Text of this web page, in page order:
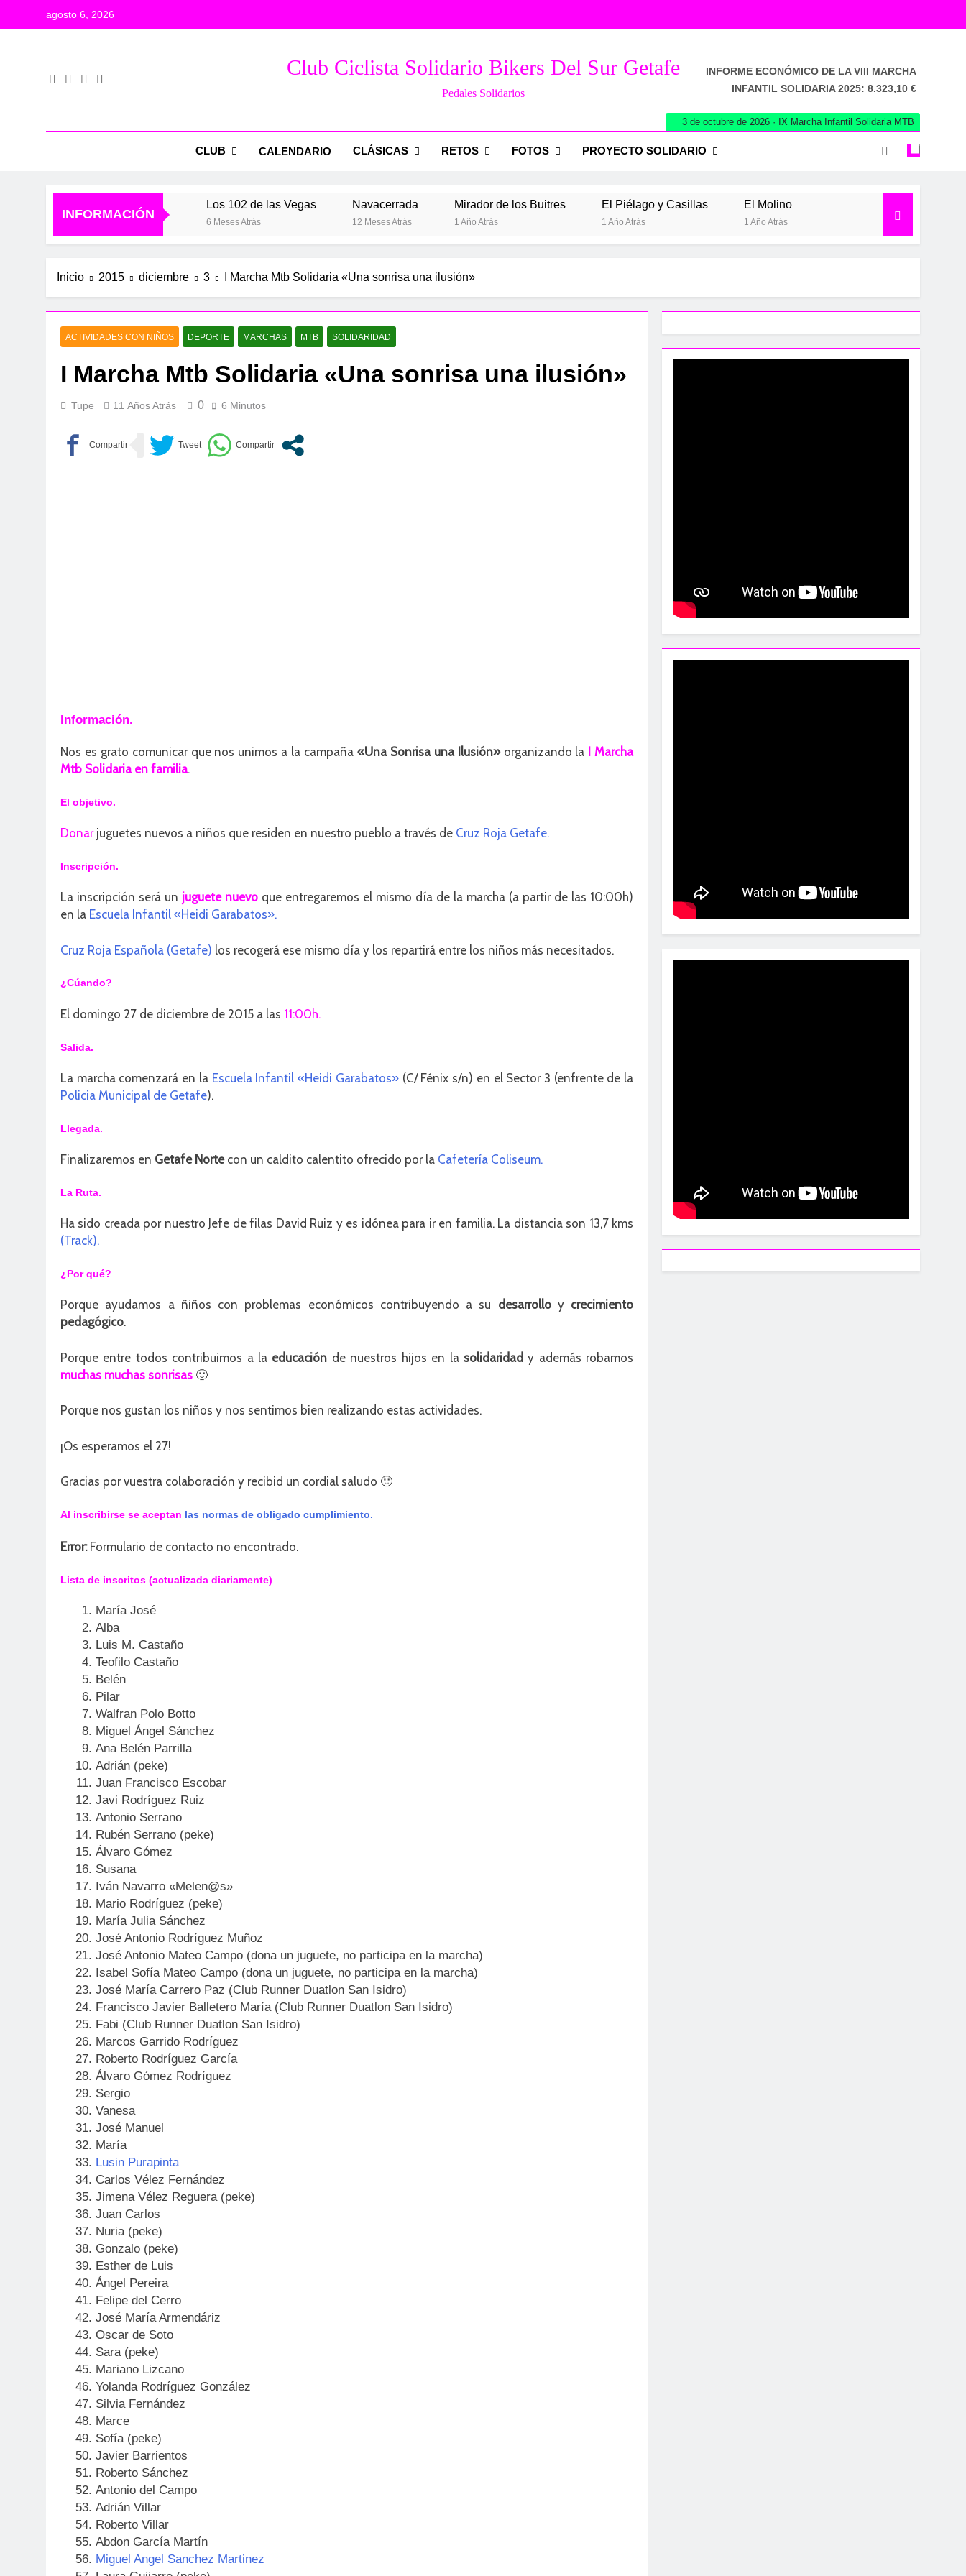
agosto 6, 2026
Club Ciclista Solidario Bikers Del Sur Getafe
Pedales Solidarios
INFORME ECONÓMICO DE LA VIII MARCHA
INFANTIL SOLIDARIA 2025: 8.323,10 €
CLUB CALENDARIO CLÁSICAS RETOS FOTOS PROYECTO SOLIDARIO
3 de octubre de 2026 · IX Marcha Infantil Solidaria MTB
INFORMACIÓN
Los 102 de las Vegas
6 Meses Atrás
Navacerrada
12 Meses Atrás
Mirador de los Buitres
1 Año Atrás
El Piélago y Casillas
1 Año Atrás
El Molino
1 Año Atrás
Valdelaguna+ Carabaña – Valdilecha Valdelaguna por Perales de Tajuña Aranjuez Belmonte de Tajo
Inicio 2015 diciembre 3 I Marcha Mtb Solidaria «Una sonrisa una ilusión»
ACTIVIDADES CON NIÑOS DEPORTE MARCHAS MTB SOLIDARIDAD
I Marcha Mtb Solidaria «Una sonrisa una ilusión»
Tupe 11 Años Atrás 0 6 Minutos
Información.
Nos es grato comunicar que nos unimos a la campaña «Una Sonrisa una Ilusión»organizando la
I Marcha
Mtb Solidaria en familia.
El objetivo.
Donarjuguetes nuevos a niños que residen en nuestro pueblo a través de Cruz Roja Getafe.
Inscripción.
La inscripción será un juguete nuevo que entregaremos el mismo día de la marcha (a partir de las 10:00h)
en la Escuela Infantil «Heidi Garabatos».
Cruz Roja Española (Getafe) los recogerá ese mismo día y los repartirá entre los niños más necesitados.
¿Cúando?
El domingo 27 de diciembre de 2015 a las 11:00h.
Salida.
La marcha comenzará en la Escuela Infantil «Heidi Garabatos»(C/ Fénix s/n) en el Sector 3 (enfrente de la
Policia Municipal de Getafe).
Llegada.
Finalizaremos en Getafe Nortecon un caldito calentito ofrecido por la Cafetería Coliseum.
La Ruta.
Ha sido creada por nuestro Jefe de filas David Ruiz y es idónea para ir en familia. La distancia son 13,7 kms
(Track).
¿Por qué?
Porque ayudamos a ñiños con problemas económicos contribuyendo a su desarrolloy crecimiento
pedagógico.
Porque entre todos contribuimos a la educación de nuestros hijos en la solidaridad y además robamos
muchas muchas sonrisas 🙂
Porque nos gustan los niños y nos sentimos bien realizando estas actividades.
¡Os esperamos el 27!
Gracias por vuestra colaboración y recibid un cordial saludo 🙂
Al inscribirse se aceptan las normas de obligado cumplimiento.
Error:Formulario de contacto no encontrado.
Lista de inscritos (actualizada diariamente)
María José
Alba
Luis M. Castaño
Teofilo Castaño
Belén
Pilar
Walfran Polo Botto
Miguel Ángel Sánchez
Ana Belén Parrilla
Adrián (peke)
Juan Francisco Escobar
Javi Rodríguez Ruiz
Antonio Serrano
Rubén Serrano (peke)
Álvaro Gómez
Susana
Iván Navarro «Melen@s»
Mario Rodríguez (peke)
María Julia Sánchez
José Antonio Rodríguez Muñoz
José Antonio Mateo Campo (dona un juguete, no participa en la marcha)
Isabel Sofía Mateo Campo (dona un juguete, no participa en la marcha)
José María Carrero Paz (Club Runner Duatlon San Isidro)
Francisco Javier Balletero María (Club Runner Duatlon San Isidro)
Fabi (Club Runner Duatlon San Isidro)
Marcos Garrido Rodríguez
Roberto Rodríguez García
Álvaro Gómez Rodríguez
Sergio
Vanesa
José Manuel
María
Lusin Purapinta
Carlos Vélez Fernández
Jimena Vélez Reguera (peke)
Juan Carlos
Nuria (peke)
Gonzalo (peke)
Esther de Luis
Ángel Pereira
Felipe del Cerro
José María Armendáriz
Oscar de Soto
Sara (peke)
Mariano Lizcano
Yolanda Rodríguez González
Silvia Fernández
Marce
Sofía (peke)
Javier Barrientos
Roberto Sánchez
Antonio del Campo
Adrián Villar
Roberto Villar
Abdon García Martín
Miguel Angel Sanchez Martinez